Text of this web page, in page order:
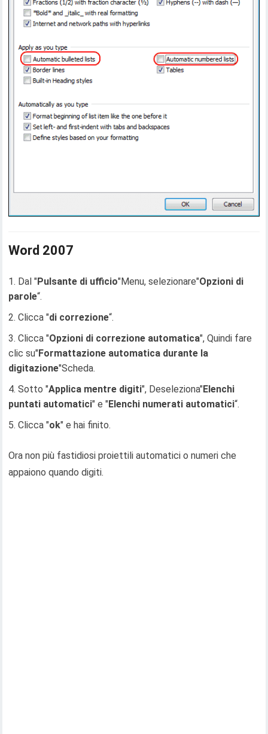
Word 2007
Dal "Pulsante di ufficio"Menu, selezionare"Opzioni di
parole“.
Clicca "di correzione“.
Clicca "Opzioni di correzione automatica", Quindi fare
clic su"Formattazione automatica durante la
digitazione"Scheda.
Sotto "Applica mentre digiti", Deseleziona"Elenchi
puntati automatici" e "Elenchi numerati automatici“.
Clicca "ok" e hai finito.
Ora non più fastidiosi proiettili automatici o numeri che
appaiono quando digiti.